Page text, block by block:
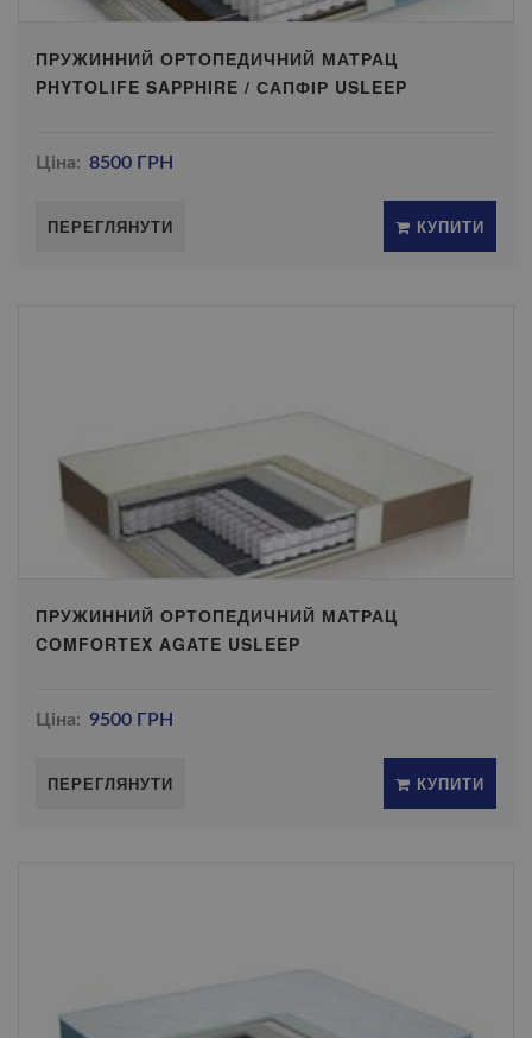
ПРУЖИННИЙ ОРТОПЕДИЧНИЙ МАТРАЦ
PHYTOLIFE SAPPHIRE / САПФІР USLEEP
Ціна: 8500 ГРН
ПЕРЕГЛЯНУТИ КУПИТИ
ПРУЖИННИЙ ОРТОПЕДИЧНИЙ МАТРАЦ
COMFORTEX AGATE USLEEP
Ціна: 9500 ГРН
ПЕРЕГЛЯНУТИ КУПИТИ